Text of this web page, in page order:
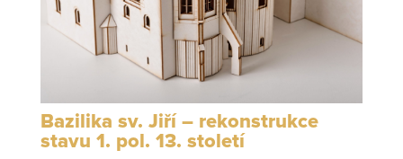
Bazilika sv. Jiří – rekonstrukce
stavu 1. pol. 13. století